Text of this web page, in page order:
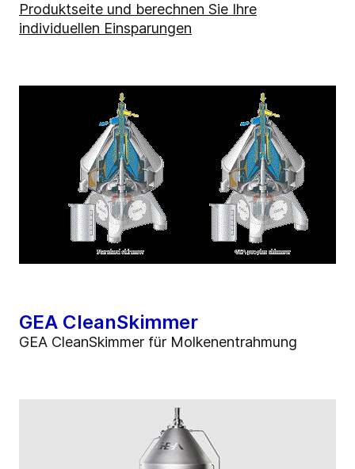
Produktseite und berechnen Sie Ihre
individuellen Einsparungen
GEA CleanSkimmer
GEA CleanSkimmer für Molkenentrahmung